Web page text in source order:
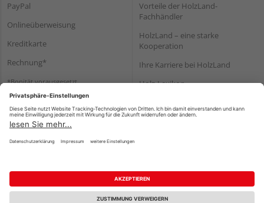
PayPal
Onlineüberweisung
Kreditkarte
Rechnung*
*Bonität vorausgesetzt
Vorteile der HolzLand-
Fachhändler
HolzLand – eine starke
Kooperation
Ihre Karriere bei HolzLand
Holz-Lexikon
Impressum Datenschutz
Nutzungsbedingungen
Barrierefreiheitserklärung
Vertrag widerrufen